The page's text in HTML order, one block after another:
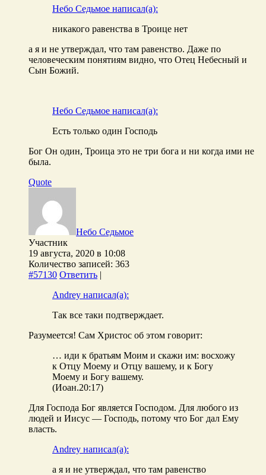
Небо Седьмое написал(а):
никакого равенства в Троице нет
а я и не утверждал, что там равенство. Даже по
человеческим понятиям видно, что Отец Небесный и
Сын Божий.
Небо Седьмое написал(а):
Есть только один Господь
Бог Он один, Троица это не три бога и ни когда ими не
была.
Quote
Небо Седьмое
Участник
19 августа, 2020 в 10:08
Количество записей: 363
#57130 Ответить |
Andrey написал(а):
Так все таки подтверждает.
Разумеется! Сам Христос об этом говорит:
… иди к братьям Моим и скажи им: восхожу
к Отцу Моему и Отцу вашему, и к Богу
Моему и Богу вашему.
(Иоан.20:17)
Для Господа Бог является Господом. Для любого из
людей и Иисус — Господь, потому что Бог дал Ему
власть.
Andrey написал(а):
а я и не утверждал, что там равенство